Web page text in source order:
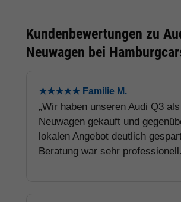
Kundenbewertungen zu
Neuwagen bei
★★★★★ Familie M.
„Wir haben unseren Audi Q3
Neuwagen gekauft und
lokalen Angebot deutlich
Beratung war sehr